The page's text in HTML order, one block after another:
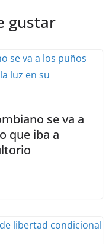
gustar
se va a
que iba a